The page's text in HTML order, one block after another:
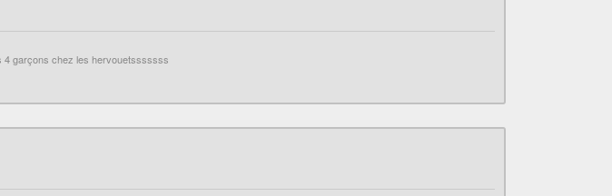
4 garçons chez les hervouetsssssss